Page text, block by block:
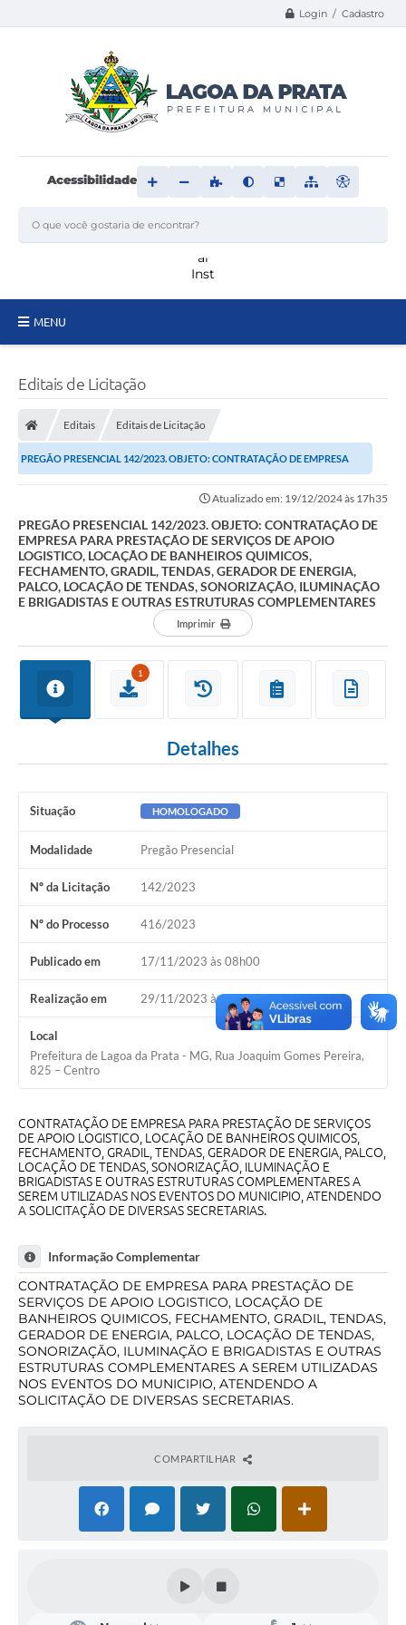
Login / Cadastro
Acessibilidade
MENU
Carta de Serviços
Telefones Úteis
IPTU, ALVARÁ, ISS E OUTROS SERVIÇOS
Livro Eletrônico
Notas Fiscais Eletrônicas
Covid-19
Serviços Online
A Prefeitura
Sala Mineira do Empreendedor
PAD
MROSC - Parcerias
Turismo
Notícias
Contratos
Termos de Uso & Política de Privacidade
Links
Editais de Licitação
Editais Editais de Licitação
PREGÃO PRESENCIAL 142/2023. OBJETO: CONTRATAÇÃO DE EMPRESA
PARA PRESTAÇÃO DE SERVIÇOS DE APOIO LOGISTICO,...
Atualizado em: 19/12/2024 às 17h35
PREGÃO PRESENCIAL 142/2023. OBJETO: CONTRATAÇÃO DE
EMPRESA PARA PRESTAÇÃO DE SERVIÇOS DE APOIO
LOGISTICO, LOCAÇÃO DE BANHEIROS QUIMICOS,
FECHAMENTO, GRADIL, TENDAS, GERADOR DE ENERGIA,
PALCO, LOCAÇÃO DE TENDAS, SONORIZAÇÃO, ILUMINAÇÃO
E BRIGADISTAS E OUTRAS ESTRUTURAS COMPLEMENTARES
Imprimir
1
Detalhes
Situação HOMOLOGADO
Modalidade Pregão Presencial
Nº da Licitação 142/2023
Nº do Processo 416/2023
Publicado em 17/11/2023 às 08h00
Realização em 29/11/2023 às 09h00
Local
Prefeitura de Lagoa da Prata - MG, Rua Joaquim Gomes Pereira,
825 – Centro
CONTRATAÇÃO DE EMPRESA PARA PRESTAÇÃO DE SERVIÇOS
DE APOIO LOGISTICO, LOCAÇÃO DE BANHEIROS QUIMICOS,
FECHAMENTO, GRADIL, TENDAS, GERADOR DE ENERGIA, PALCO,
LOCAÇÃO DE TENDAS, SONORIZAÇÃO, ILUMINAÇÃO E
BRIGADISTAS E OUTRAS ESTRUTURAS COMPLEMENTARES A
SEREM UTILIZADAS NOS EVENTOS DO MUNICIPIO, ATENDENDO
A SOLICITAÇÃO DE DIVERSAS SECRETARIAS.
Informação Complementar
CONTRATAÇÃO DE EMPRESA PARA PRESTAÇÃO DE
SERVIÇOS DE APOIO LOGISTICO, LOCAÇÃO DE
BANHEIROS QUIMICOS, FECHAMENTO, GRADIL, TENDAS,
GERADOR DE ENERGIA, PALCO, LOCAÇÃO DE TENDAS,
SONORIZAÇÃO, ILUMINAÇÃO E BRIGADISTAS E OUTRAS
ESTRUTURAS COMPLEMENTARES A SEREM UTILIZADAS
NOS EVENTOS DO MUNICIPIO, ATENDENDO A
SOLICITAÇÃO DE DIVERSAS SECRETARIAS.
COMPARTILHAR